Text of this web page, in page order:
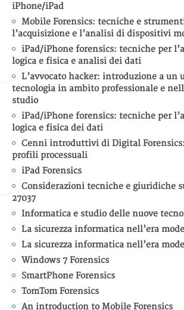
iPhone/iPad
Mobile Forensics: tecniche e
l’acquisizione e l’analisi di dispositivi
iPad/iPhone forensics: tecniche per
logica e fisica e analisi dei dati
L’avvocato hacker: introduzione a un
tecnologia in ambito professionale e
studio
iPad/iPhone forensics: tecniche per
logica e fisica dei dati
Cenni introduttivi di Digital
profili processuali
iPad Forensics
Considerazioni tecniche e giuridiche
27037
Informatica e studio delle nuove
La sicurezza informatica nell’era
La sicurezza informatica nell’era
Windows 7 Forensics
SmartPhone Forensics
TomTom Forensics
An introduction to Mobile Forensics